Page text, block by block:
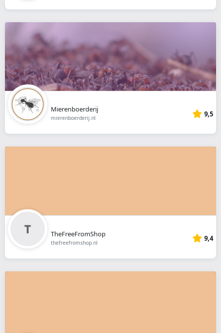
Mierenboerderij
mierenboerderij.nl 9,5
TheFreeFromShop
thefreefromshop.nl 9,4